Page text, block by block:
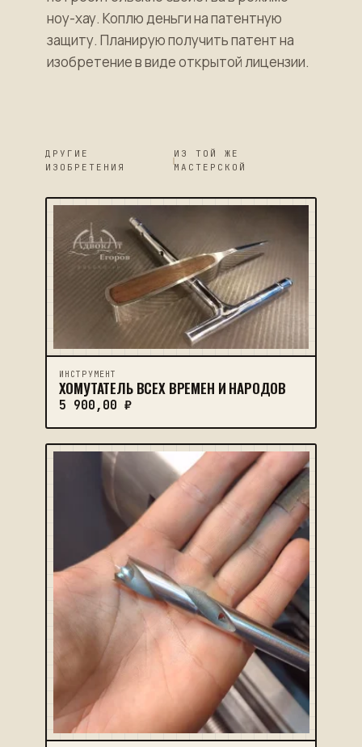
ноу-хау. Коплю деньги на патентную
защиту. Планирую получить патент на
изобретение в виде открытой лицензии.
ДРУГИЕ
ИЗОБРЕТЕНИЯ
ИЗ ТОЙ ЖЕ
МАСТЕРСКОЙ
ИНСТРУМЕНТ
ХОМУТАТЕЛЬ ВСЕХ ВРЕМЕН И НАРОДОВ
5 900,00 ₽